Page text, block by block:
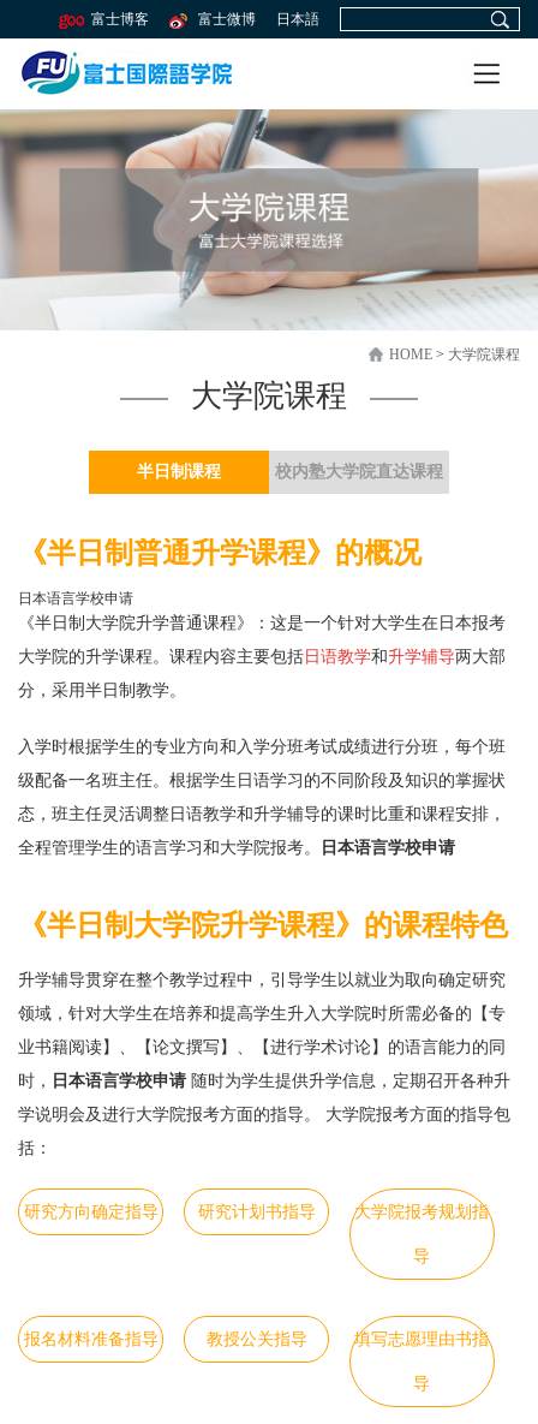
富士博客 富士微博 日本語
HOME > 大学院课程
大学院课程
半日制课程 校内塾大学院直达课程
《半日制普通升学课程》的概况
日本语言学校申请
《半日制大学院升学普通课程》：这是一个针对大学生在日本报考
大学院的升学课程。课程内容主要包括 日语教学和升学辅导两大部
分，采用半日制教学。
入学时根据学生的专业方向和入学分班考试成绩进行分班，每个班
级配备一名班主任。根据学生日语学习的不同阶段及知识的掌握状
态，班主任灵活调整日语教学和升学辅导的课时比重和课程安排，
全程管理学生的语言学习和大学院报考。
日本语言学校申请
《半日制大学院升学课程》的课程特色
升学辅导贯穿在整个教学过程中，引导学生以就业为取向确定研究
领域，针对大学生在培养和提高学生升入大学院时所需必备的【专
业书籍阅读】、【论文撰写】、【进行学术讨论】的语言能力的同
时， 日本语言学校申请 随时为学生提供升学信息，定期召开各种升
学说明会及进行大学院报考方面的指导。 大学院报考方面的指导包
括：
研究方向确定指导 研究计划书指导 大学院报考规划指
导
报名材料准备指导 教授公关指导 填写志愿理由书指
导